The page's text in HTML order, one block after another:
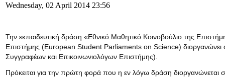
Wednesday, 02 April 2014 23:56
Την εκπαιδευτική δράση «Εθνικό Μαθητικό Κοινοβούλιο της
Επιστήμης (European Student Parliaments on Science)
Συγγραφέων και Επικοινωνιολόγων Επιστήμης).
Πρόκειται για την πρώτη φορά που η εν λόγω δράση διοργανώνεται